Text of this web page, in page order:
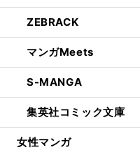
ZEBRACK
マンガMeets
S-MANGA
集英社コミック文庫
女性マンガ